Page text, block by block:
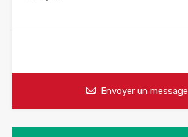
Envoyer un message